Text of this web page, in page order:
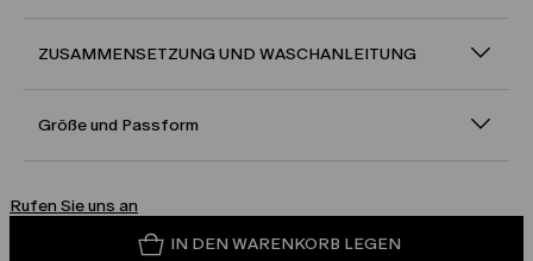
ZUSAMMENSETZUNG UND WASCHANLEITUNG
Größe und Passform
Rufen Sie uns an
IN DEN WARENKORB LEGEN